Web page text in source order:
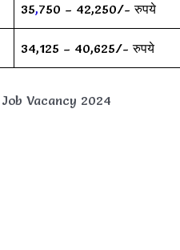
35,750 – 42,250/- रुपये
34,125 – 40,625/- रुपये
Job Vacancy 2024